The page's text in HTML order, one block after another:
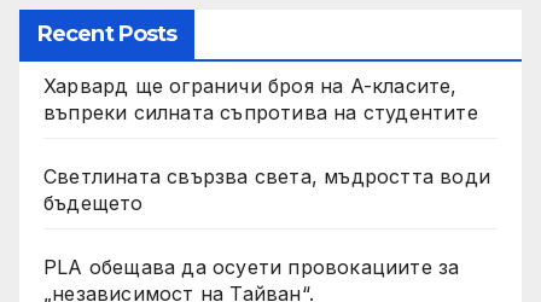
Recent Posts
Харвард ще ограничи броя на A-класите,
въпреки силната съпротива на студентите
Светлината свързва света, мъдростта води
бъдещето
PLA обещава да осуети провокациите за
„независимост на Тайван“.